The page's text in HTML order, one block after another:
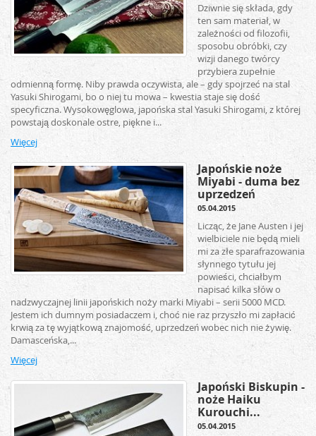
Dziwnie się składa, gdy
ten sam materiał, w
zależności od filozofii,
sposobu obróbki, czy
wizji danego twórcy
przybiera zupełnie
odmienną formę. Niby prawda oczywista, ale – gdy spojrzeć na stal
Yasuki Shirogami, bo o niej tu mowa – kwestia staje się dość
specyficzna. Wysokowęglowa, japońska stal Yasuki Shirogami, z której
powstają doskonale ostre, piękne i...
Więcej
Japońskie noże
Miyabi - duma bez
uprzedzeń
05.04.2015
Licząc, że Jane Austen i jej
wielbiciele nie będą mieli
mi za złe sparafrazowania
słynnego tytułu jej
powieści, chciałbym
napisać kilka słów o
nadzwyczajnej linii japońskich noży marki Miyabi – serii 5000 MCD.
Jestem ich dumnym posiadaczem i, choć nie raz przyszło mi zapłacić
krwią za tę wyjątkową znajomość, uprzedzeń wobec nich nie żywię.
Damasceńska,...
Więcej
Japoński Biskupin -
noże Haiku
Kurouchi...
05.04.2015